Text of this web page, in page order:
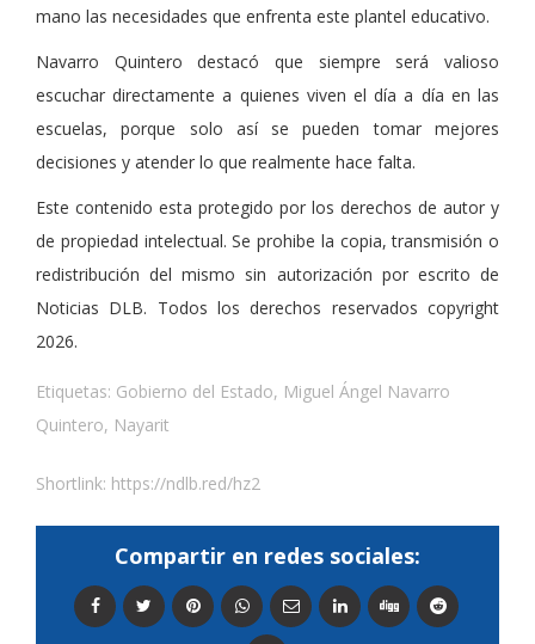
mano las necesidades que enfrenta este plantel educativo.
Navarro Quintero destacó que siempre será valioso
escuchar directamente a quienes viven el día a día en las
escuelas, porque solo así se pueden tomar mejores
decisiones y atender lo que realmente hace falta.
Este contenido esta protegido por los derechos de autor y
de propiedad intelectual. Se prohibe la copia, transmisión o
redistribución del mismo sin autorización por escrito de
Noticias DLB. Todos los derechos reservados copyright
2026.
Etiquetas: Gobierno del Estado, Miguel Ángel Navarro
Quintero, Nayarit
Shortlink: https://ndlb.red/hz2
Compartir en redes sociales: